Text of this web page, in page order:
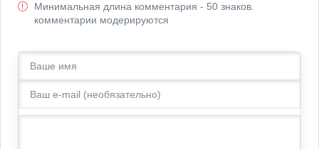
Минимальная длина комментария - 50 знаков.
комментарии модерируются